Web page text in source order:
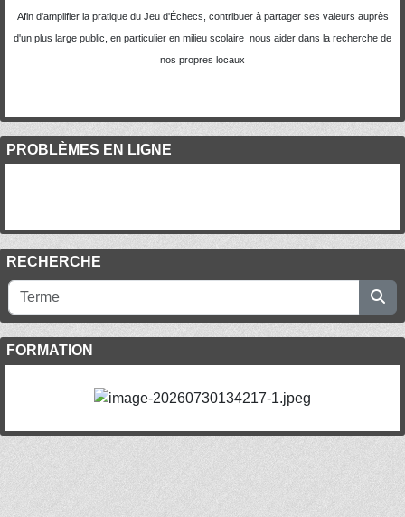
Afin d'amplifier la pratique du Jeu d'Échecs, contribuer à partager ses valeurs auprès
d'un plus large public, en particulier en milieu scolaire nous aider dans la recherche de
nos propres locaux
PROBLÈMES EN LIGNE
RECHERCHE
FORMATION